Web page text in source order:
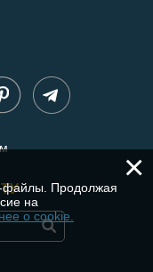
×
файлы. Продолжая
на
о cookie.